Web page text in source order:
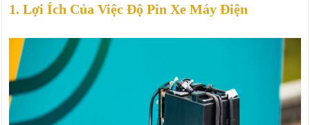
1. Lợi Ích Của Việc Độ Pin Xe Máy Điện